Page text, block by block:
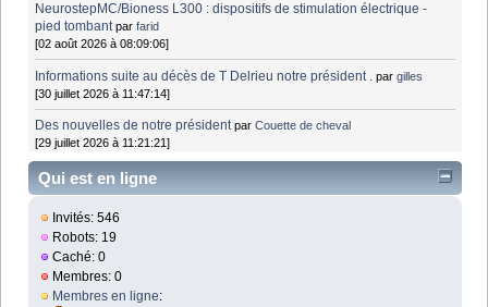
NeurostepMC/Bioness L300 : dispositifs de stimulation électrique -
pied tombant parfarid
[02 août 2026 à 08:09:06]
Informations suite au décès de T Delrieu notre président . pargilles
[30 juillet 2026 à 11:47:14]
Des nouvelles de notre président parCouette de cheval
[29 juillet 2026 à 11:21:21]
Qui est en ligne
Invités: 546
Robots: 19
Caché: 0
Membres: 0
Membres en ligne: